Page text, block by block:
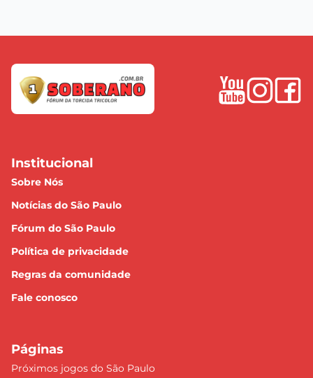
Institucional
Sobre Nós
Notícias do São Paulo
Fórum do São Paulo
Política de privacidade
Regras da comunidade
Fale conosco
Páginas
Próximos jogos do São Paulo